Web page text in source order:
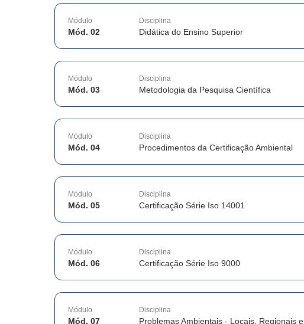
Módulo
Mód. 02
Disciplina
Didática do Ensino Superior
Módulo
Mód. 03
Disciplina
Metodologia da Pesquisa Científica
Módulo
Mód. 04
Disciplina
Procedimentos da Certificação Ambiental
Módulo
Mód. 05
Disciplina
Certificação Série Iso 14001
Módulo
Mód. 06
Disciplina
Certificação Série Iso 9000
Módulo
Mód. 07
Disciplina
Problemas Ambientais - Locais, Regionais e